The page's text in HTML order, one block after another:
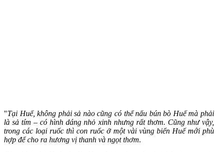
"Tại Huế, không phải sả nào cũng có thể nấu bún bò Huế mà phải
là sả tím – có hình dáng nhỏ xinh nhưng rất thơm. Cũng như vậy,
trong các loại ruốc thì con ruốc ở một vài vùng biển Huế mới phù
hợp để cho ra hương vị thanh và ngọt thơm.